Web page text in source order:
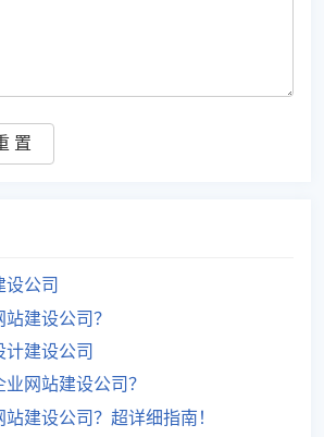
设公司
建设公司？
建设公司
网站建设公司？
建设公司？超详细指南！